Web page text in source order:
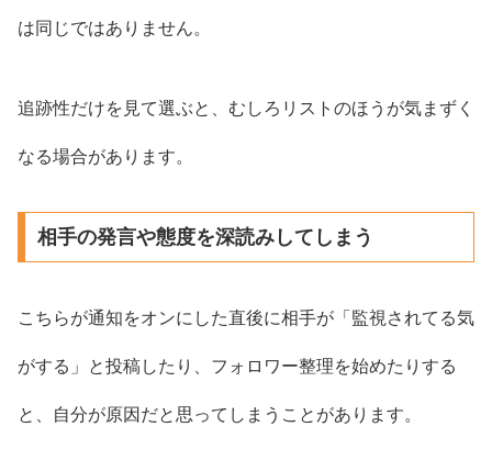
は同じではありません。
追跡性だけを見て選ぶと、むしろリストのほうが気まずく
なる場合があります。
相手の発言や態度を深読みしてしまう
こちらが通知をオンにした直後に相手が「監視されてる気
がする」と投稿したり、フォロワー整理を始めたりする
と、自分が原因だと思ってしまうことがあります。